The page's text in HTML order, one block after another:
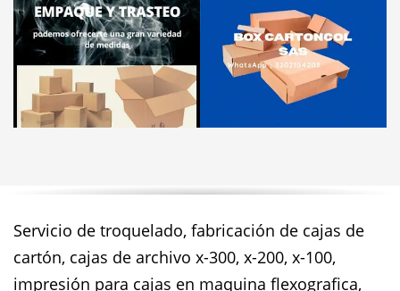
Servicio de troquelado, fabricación de cajas de
cartón, cajas de archivo x-300, x-200, x-100,
impresión para cajas en maquina flexografica,